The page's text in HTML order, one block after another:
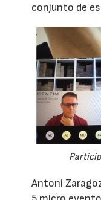
conjunto de
Antoni